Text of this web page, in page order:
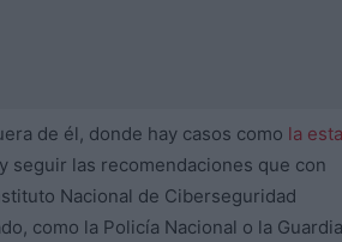
de él, donde hay casos como la
seguir las recomendaciones que con
Nacional de Ciberseguridad
como la Policía Nacional o la Guardia